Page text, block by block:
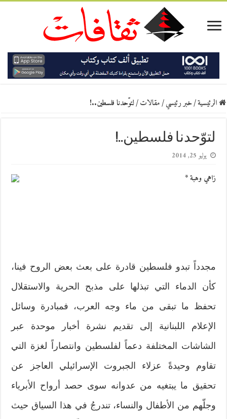
الرئيسية/خبر رئيسي/مقالات/لتوّحدنا فلسطين..!
لتوّحدنا فلسطين..!
يوليو 25, 2014
زاهي وهبة *
مجدداً تبدو فلسطين قادرة على بعث بعض الروح فينا،
كأن الدماء التي تبذلها على مذبح الحرية والاستقلال
تحفظ ما تبقى من ماء وجه العرب، فمبادرة وسائل
الإعلام اللبنانية إلى تقديم نشرة أخبار موحدة عبر
الشاشات المختلفة دعماً لفلسطين وانتصاراً لغزة التي
تقاوم وحيدةً عزلاء الجبروت الإسرائيلي العاجز عن
تحقيق ما يبتغيه من عدوانه سوى حصد أرواح الأبرياء
وجلّهم من الأطفال والنساء، تندرجُ في هذا السياق حيث